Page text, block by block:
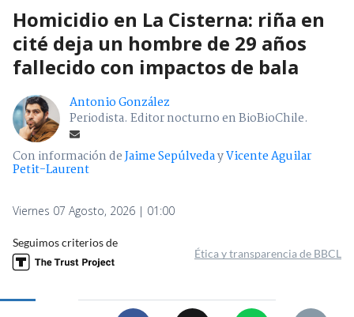
Homicidio en La Cisterna: riña en
cité deja un hombre de 29 años
fallecido con impactos de bala
Antonio González
Periodista. Editor nocturno en BioBioChile.
Con información deJaime SepúlvedayVicente Aguilar
Petit-Laurent
Viernes 07 Agosto, 2026 | 01:00
Seguimos criterios de
Ética y transparencia de BBCL